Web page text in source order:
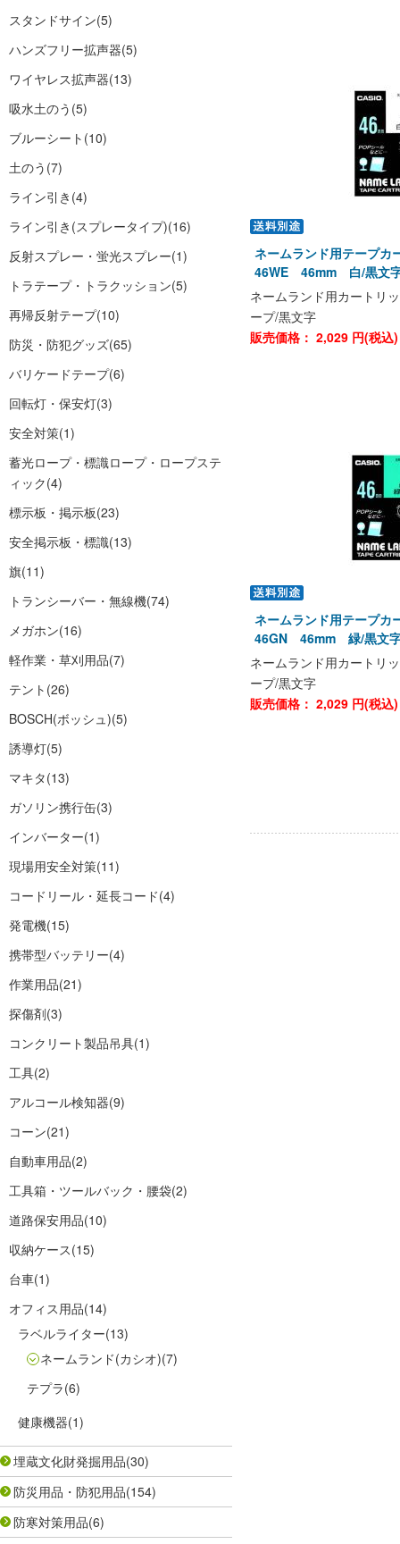
スタンドサイン(5)
ハンズフリー拡声器(5)
ワイヤレス拡声器(13)
吸水土のう (5)
ブルーシート (10)
土のう (7)
ライン引き (4)
ライン引き(スプレータイプ)(16)
反射スプレー・蛍光スプレー(1)
トラテープ・トラクッション(5)
再帰反射テープ(10)
防災・防犯グッズ(65)
バリケードテープ(6)
回転灯・保安灯(3)
安全対策(1)
蓄光ロープ・標識ロープ・ロープステ
ィック(4)
標示板・掲示板(23)
安全掲示板・標識(13)
旗(11)
トランシーバー・無線機(74)
メガホン(16)
軽作業・草刈用品(7)
テント (26)
BOSCH(ボッシュ)(5)
誘導灯(5)
マキタ(13)
ガソリン携行缶(3)
インバーター(1)
現場用安全対策(11)
コードリール・延長コード(4)
発電機(15)
携帯型バッテリー(4)
作業用品(21)
探傷剤(3)
コンクリート製品吊具(1)
工具(2)
アルコール検知器(9)
コーン(21)
自動車用品(2)
工具箱・ツールバック・腰袋(2)
道路保安用品(10)
収納ケース(15)
台車(1)
オフィス用品(14)
ラベルライター(13)
ネームランド(カシオ)(7)
テプラ(6)
健康機器(1)
埋蔵文化財発掘用品(30)
防災用品・防犯用品(154)
防寒対策用品(6)
ネームランド用テープ
46WE 46mm 白/黒
ネームランド用カート
ープ/黒文字
販売価格： 2,029 円(税
ネームランド用テープ
46GN 46mm 緑/黒
ネームランド用カート
ープ/黒文字
販売価格： 2,029 円(税